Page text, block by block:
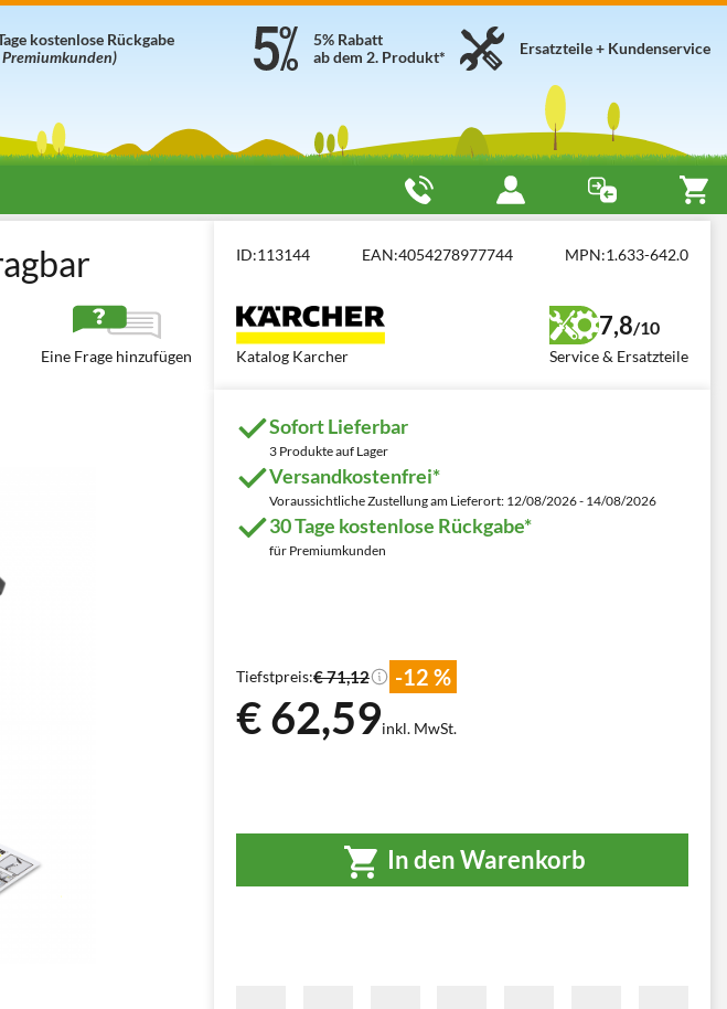
Ersatzteile + Kundenservice
5% Rabatt
ab dem 2. Produkt*
kostenlose Rückgabe
Eine Frage hinzufügen
ID:113144 EAN:4054278977744 MPN:1.633-642.0
Katalog Karcher
7,8/10
Service & Ersatzteile
Sofort Lieferbar
3 Produkte auf Lager
Versandkostenfrei*
Voraussichtliche Zustellung am Lieferort: 12/08/2026 - 14/08/2026
30 Tage kostenlose Rückgabe*
für Premiumkunden
Tiefstpreis:€ 71,12 -12 %
€ 62,59inkl. MwSt.
In den Warenkorb